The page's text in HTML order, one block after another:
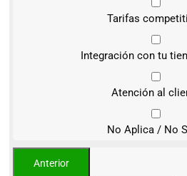
Tarifas
Integración con tu
Atención al
No Aplica / No